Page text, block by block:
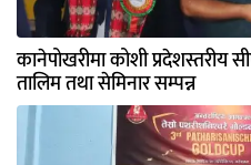
कानेपोखरीमा कोशी प्रदेशस्तरीय
तालिम तथा सेमिनार सम्पन्न